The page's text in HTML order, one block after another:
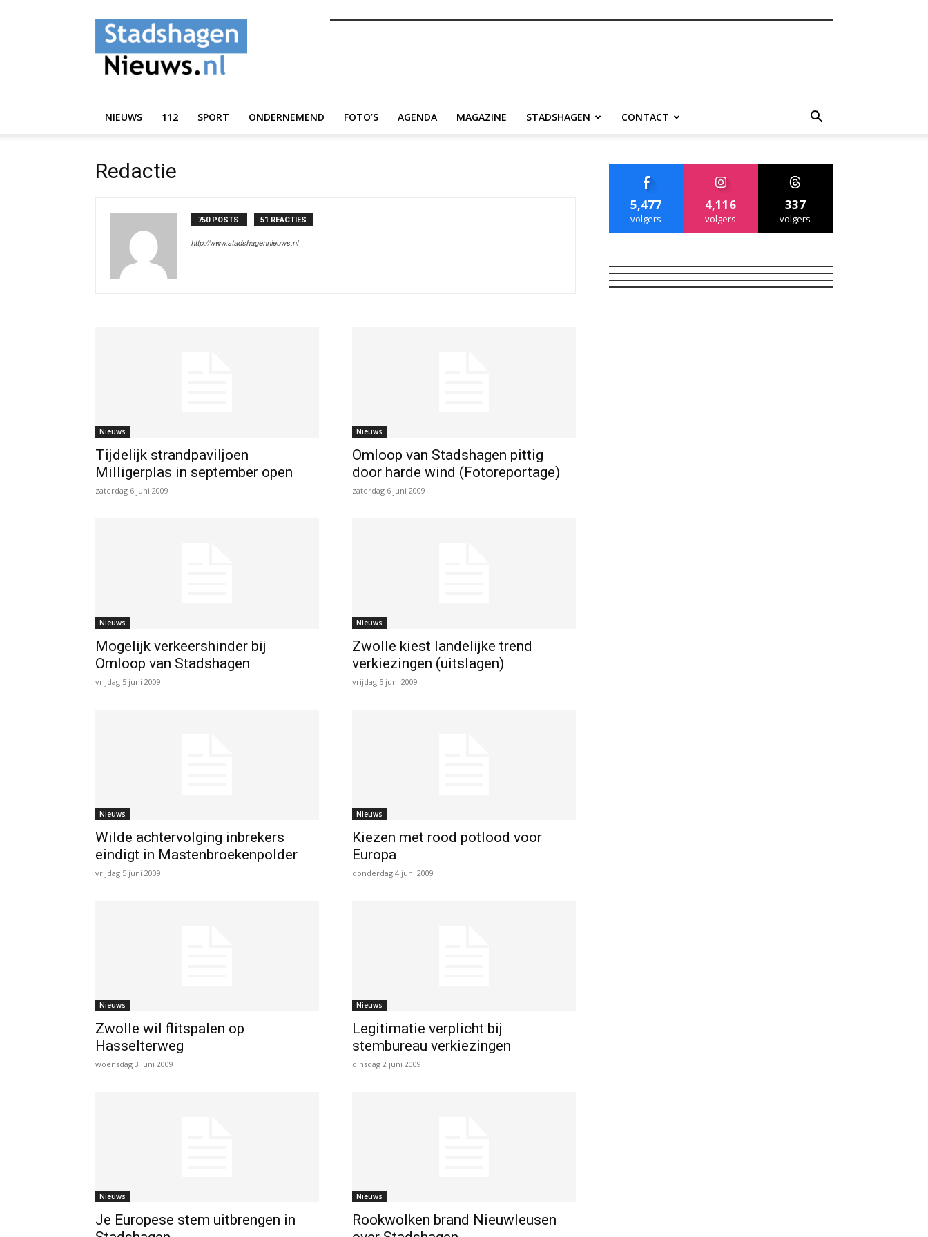
StadshagenNieuws.nl
NIEUWS 112 SPORT ONDERNEMEND FOTO’S AGENDA MAGAZINE STADSHAGEN CONTACT
Redactie
750 POSTS 51 REACTIES
http://www.stadshagennieuws.nl
Nieuws
Tijdelijk strandpaviljoen
Milligerplas in september open
zaterdag 6 juni 2009
Nieuws
Omloop van Stadshagen pittig
door harde wind (Fotoreportage)
zaterdag 6 juni 2009
Nieuws
Mogelijk verkeershinder bij
Omloop van Stadshagen
vrijdag 5 juni 2009
Nieuws
Zwolle kiest landelijke trend
verkiezingen (uitslagen)
vrijdag 5 juni 2009
Nieuws
Wilde achtervolging inbrekers
eindigt in Mastenbroekenpolder
vrijdag 5 juni 2009
Nieuws
Kiezen met rood potlood voor
Europa
donderdag 4 juni 2009
Nieuws
Zwolle wil flitspalen op
Hasselterweg
woensdag 3 juni 2009
Nieuws
Legitimatie verplicht bij
stembureau verkiezingen
dinsdag 2 juni 2009
Nieuws
Je Europese stem uitbrengen in
Nieuws
Rookwolken brand Nieuwleusen
5,477
volgers
4,116
volgers
337
volgers